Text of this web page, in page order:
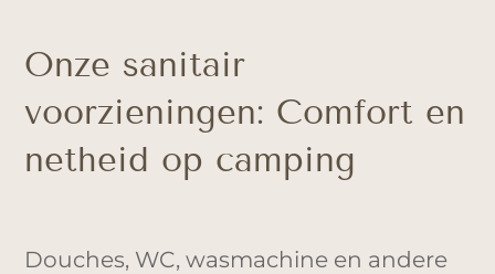
Onze sanitair
voorzieningen: Comfort en
netheid op camping
Douches, WC, wasmachine en andere